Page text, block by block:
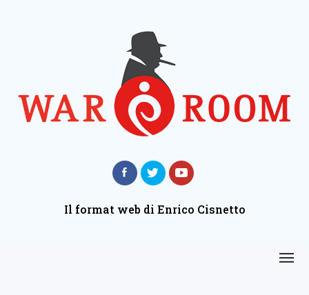
Il format web di Enrico Cisnetto